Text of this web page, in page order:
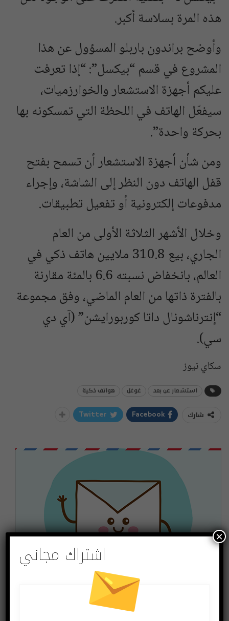
هذه المرة بسلاسة أكبر.
وأوضح براندون باربلو المسؤول عن هذا
المشروع في قسم “بيكسل”: “إذا تعرفت
عليكم أجهزة الاستشعار والخوارزميات،
سيفعّل الهاتف في اللحظة التي تمسكونه بها
بحركة واحدة”.
ومن شأن أجهزة الاستشعار أن تسمح بفتح
قفل الهاتف دون النظر إلى الشاشة، وإجراء
مدفوعات إلكترونية أو تفعيل تطبيقات.
وخلال الأشهر الثلاثة الأولى من العام
الجاري، بيع 310.8 ملايين هاتف ذكي في
العالم، بانخفاض نسبته 6.6 بالمئة مقارنة
بالفترة ذاتها من العام الماضي، وفق مجموعة
“إنترناشونال داتا كوربورايشن” (آي دي
سي).
سكاي نيوز
استشعار عن بعد غوغل هواتف ذكية
شارك Facebook
Twitter
اشتراك مجاني
اشتراك مجاني
×